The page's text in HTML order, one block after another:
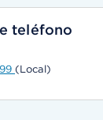
teléfono
(Local)